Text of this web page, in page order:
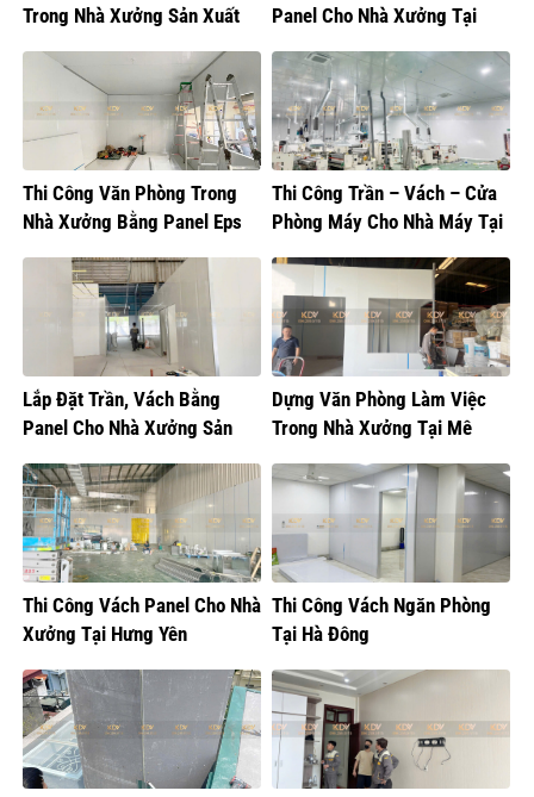
Trong Nhà Xưởng Sản Xuất
Panel Cho Nhà Xưởng Tại
Thi Công Văn Phòng Trong
Nhà Xưởng Bằng Panel Eps
Thi Công Trần – Vách – Cửa
Phòng Máy Cho Nhà Máy Tại
Lắp Đặt Trần, Vách Bằng
Panel Cho Nhà Xưởng Sản
Dựng Văn Phòng Làm Việc
Trong Nhà Xưởng Tại Mê
Thi Công Vách Panel Cho Nhà
Xưởng Tại Hưng Yên
Thi Công Vách Ngăn Phòng
Tại Hà Đông